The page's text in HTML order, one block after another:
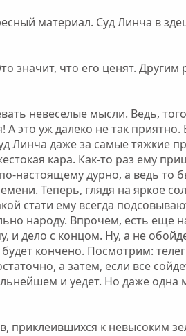
материал. Суд Линча в
значит, что его ценят. Другим
невеселые мысли. Ведь,
это уж далеко не так приятно.
Линча даже за самые тяжкие
кара. Как-то раз ему
настоящему дурно, а ведь то
Теперь, глядя на яркое
стати ему всегда
народу. Впрочем, есть еще
и дело с концом. Ну, а не
кончено. Посмотрим:
а затем, если все
и уедет. Но даже одна
приклеившихся к невысоким